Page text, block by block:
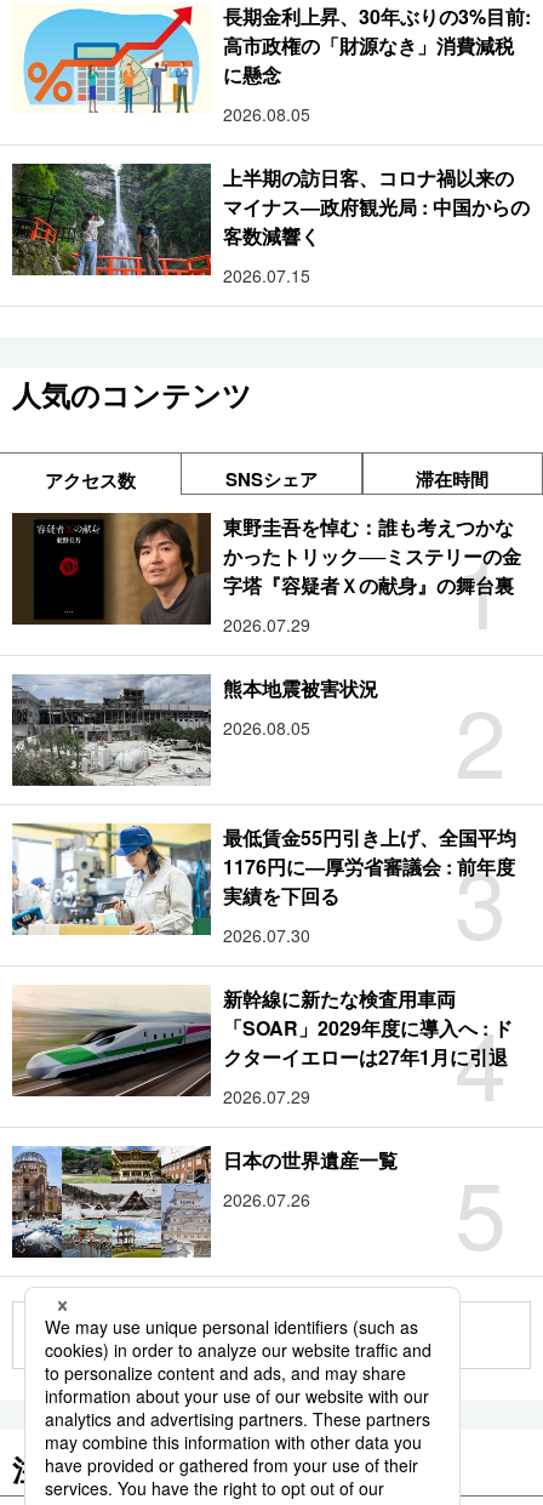
長期金利上昇、30年ぶりの3%目前:
高市政権の「財源なき」消費減税
に懸念
2026.08.05
上半期の訪日客、コロナ禍以来の
マイナス―政府観光局 : 中国からの
客数減響く
2026.07.15
人気のコンテンツ
アクセス数 SNSシェア 滞在時間
1
東野圭吾を悼む：誰も考えつかな
かったトリック──ミステリーの金
字塔『容疑者Ｘの献身』の舞台裏
2026.07.29
2
熊本地震被害状況
2026.08.05
3
最低賃金55円引き上げ、全国平均
1176円に―厚労省審議会 : 前年度
実績を下回る
2026.07.30
4
新幹線に新たな検査用車両
「SOAR」2029年度に導入へ : ド
クターイエローは27年1月に引退
2026.07.29
5
日本の世界遺産一覧
2026.07.26
もっと見る
注目のキーワード